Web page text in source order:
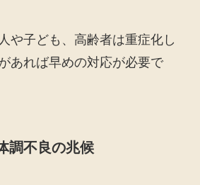
や子ども、高齢者は重症化し
あれば早めの対応が必要で
調不良の兆候